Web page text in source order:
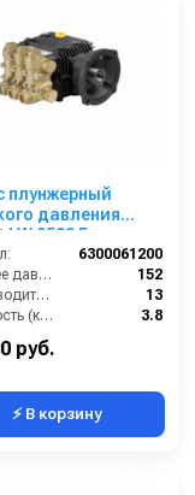
плунжерный
давления
LW 3522 E
1450 об/мин.
мм п.в.
6300061200
Рабочее давление (бар):
152
Производительность (л/мин):
13
Мощность (кВт):
3.8
Обороты двигателя (об/мин):
руб.
⚡ В корзину